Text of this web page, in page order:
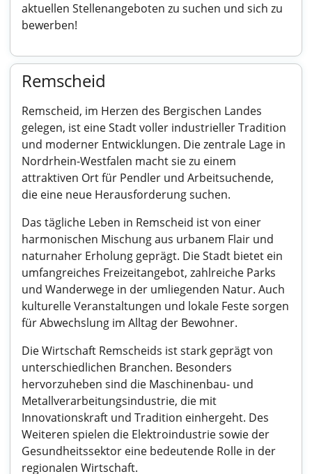
aktuellen Stellenangeboten zu suchen und sich zu
bewerben!
Remscheid
Remscheid, im Herzen des Bergischen Landes
gelegen, ist eine Stadt voller industrieller Tradition
und moderner Entwicklungen. Die zentrale Lage in
Nordrhein-Westfalen macht sie zu einem
attraktiven Ort für Pendler und Arbeitsuchende,
die eine neue Herausforderung suchen.
Das tägliche Leben in Remscheid ist von einer
harmonischen Mischung aus urbanem Flair und
naturnaher Erholung geprägt. Die Stadt bietet ein
umfangreiches Freizeitangebot, zahlreiche Parks
und Wanderwege in der umliegenden Natur. Auch
kulturelle Veranstaltungen und lokale Feste sorgen
für Abwechslung im Alltag der Bewohner.
Die Wirtschaft Remscheids ist stark geprägt von
unterschiedlichen Branchen. Besonders
hervorzuheben sind die Maschinenbau- und
Metallverarbeitungsindustrie, die mit
Innovationskraft und Tradition einhergeht. Des
Weiteren spielen die Elektroindustrie sowie der
Gesundheitssektor eine bedeutende Rolle in der
regionalen Wirtschaft.